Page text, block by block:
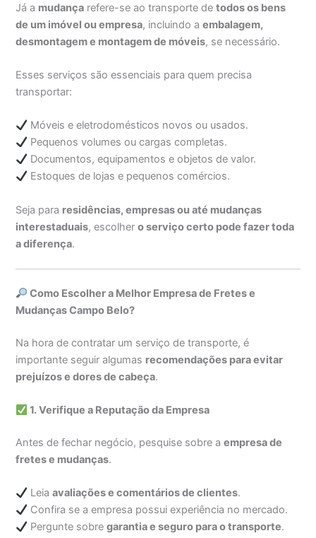
Já a mudança refere-se ao transporte detodos os bens
de um imóvel ou empresa, incluindo aembalagem,
desmontagem e montagem de móveis, se necessário.
Esses serviços são essenciais para quem precisa
transportar:
Móveis e eletrodomésticos novos ou usados.
Pequenos volumes ou cargas completas.
Documentos, equipamentos e objetos de valor.
Estoques de lojas e pequenos comércios.
Seja para residências, empresas ou até mudanças
interestaduais, escolhero serviço certo pode fazer toda
a diferença.
Como Escolher a Melhor Empresa de Fretes e
Mudanças Campo Belo?
Na hora de contratar um serviço de transporte, é
importante seguir algumas recomendações para evitar
prejuízos e dores de cabeça.
1. Verifique a Reputação da Empresa
Antes de fechar negócio, pesquise sobre aempresa de
fretes e mudanças.
Leiaavaliações e comentários de clientes.
Confira se a empresa possui experiência no mercado.
Pergunte sobregarantia e seguro para o transporte.